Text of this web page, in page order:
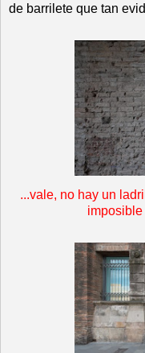
de barrilete que tan
...vale, no hay un
imposible